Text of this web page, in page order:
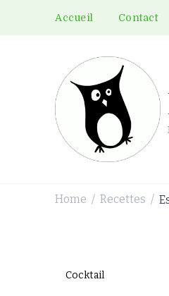
Accueil Contact
Home / Recettes /
Cocktail